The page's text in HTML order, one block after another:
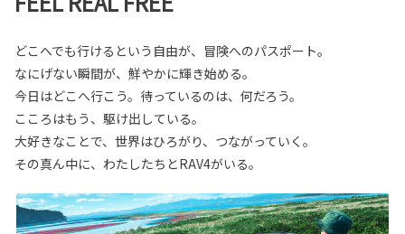
どこへでも行けるという自由が、冒険へのパスポート。
なにげない瞬間が、鮮やかに輝き始める。
今日はどこへ行こう。待っているのは、何だろう。
こころはもう、駆け出している。
大好きなことで、世界はひろがり、つながっていく。
その真ん中に、わたしたちとRAV4がいる。